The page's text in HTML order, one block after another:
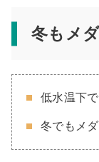
冬もメ
低水温下
冬でもメ